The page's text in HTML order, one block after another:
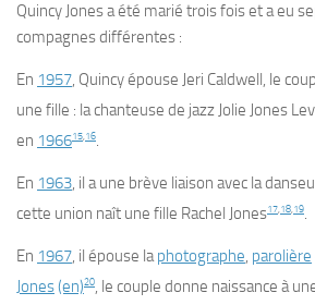
Quincy Jones a été marié trois fois et a eu
compagnes différentes :
En 1957, Quincy épouse Jeri Caldwell, le
une fille : la chanteuse de jazz Jolie Jones
en 196615 16.
En 1963, il a une brève liaison avec la
cette union naît une fille Rachel Jones17 18 19.
En 1967, il épouse laphotographe, parolière
Jones(en)20, le couple donne naissance à